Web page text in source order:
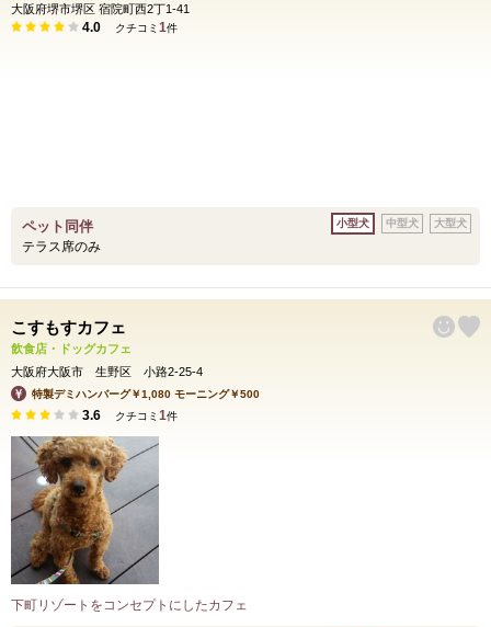
大阪府堺市堺区 宿院町西2丁1-41
4.0 クチコミ 1件
ペット同伴
テラス席のみ
小型犬 中型犬 大型犬
こすもすカフェ
飲食店・ドッグカフェ
大阪府大阪市 生野区 小路2-25-4
特製デミハンバーグ￥1,080 モーニング￥500
3.6 クチコミ 1件
下町リゾートをコンセプトにしたカフェ